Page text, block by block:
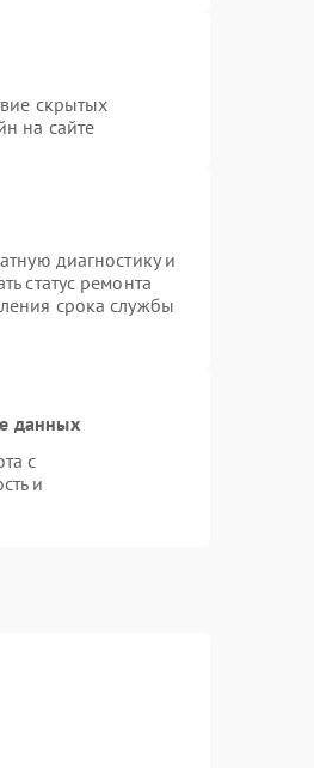
скрытых
на сайте
диагностику и
статус ремонта
срока службы
данных
с
и